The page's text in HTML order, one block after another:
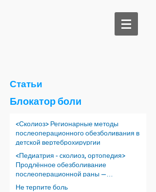
Статьи
Блокатор боли
<Сколиоз> Регионарные методы
послеоперационного обезболивания в
детской вертеброхирургии
<Педиатрия - сколиоз, ортопедия>
Продлённое обезболивание
послеоперационной раны —
перспективы
Не терпите боль